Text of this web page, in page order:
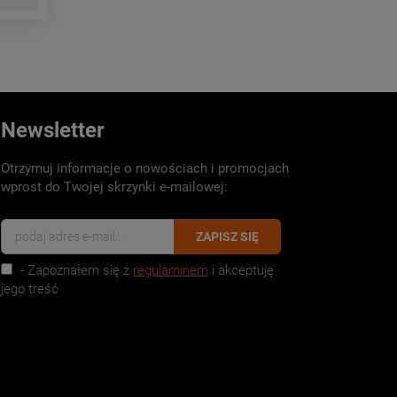
Newsletter
Otrzymuj informacje o nowościach i promocjach
wprost do Twojej skrzynki e-mailowej:
ZAPISZ SIĘ
- Zapoznałem się z regulaminem i akceptuję
jego treść